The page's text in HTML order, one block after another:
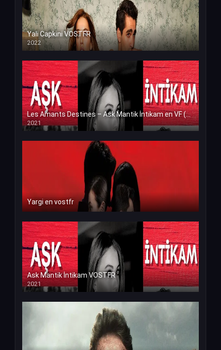
Yali Capkini VOSTFR
2022
Les Amants Destines – Ask Mantik İntikam en VF (Voix Francaise)
2021
Yargi en vostfr
Ask Mantik İntikam VOSTFR
2021